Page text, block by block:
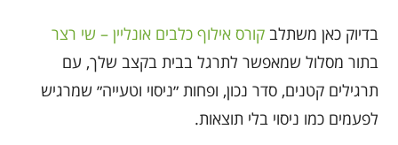
בדיוק כאן משתלבקורס אילוף כלבים אונליין – שי רצר
בתור מסלול שמאפשר לתרגל בבית בקצב שלך, עם
תרגילים קטנים, סדר נכון, ופחות ״ניסוי וטעייה״ שמרגיש
לפעמים כמו ניסוי בלי תוצאות.